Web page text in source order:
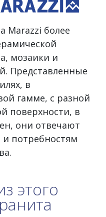
Marazzi более
мозаики и
Представленные
в
гамме, с разной
поверхности, в
они отвечают
потребностям
этого